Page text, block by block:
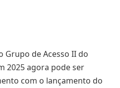
Grupo de Acesso II do
2025 agora pode ser
com o lançamento do